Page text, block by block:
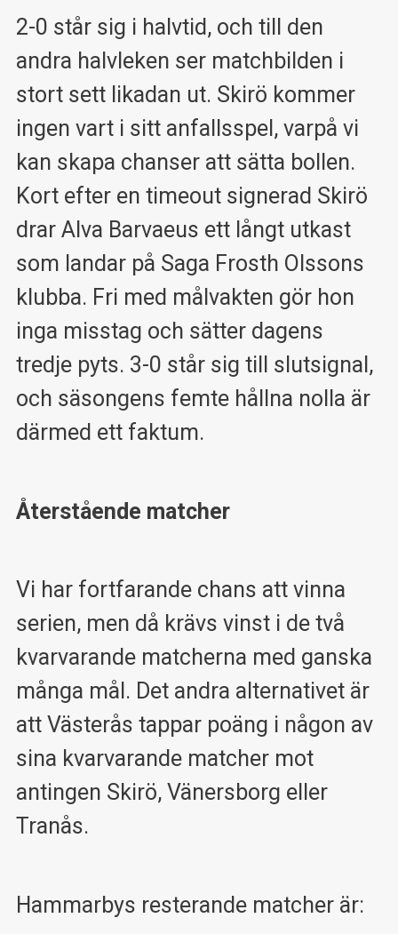
2-0 står sig i halvtid, och till den
andra halvleken ser matchbilden i
stort sett likadan ut. Skirö kommer
ingen vart i sitt anfallsspel, varpå vi
kan skapa chanser att sätta bollen.
Kort efter en timeout signerad Skirö
drar Alva Barvaeus ett långt utkast
som landar på Saga Frosth Olssons
klubba. Fri med målvakten gör hon
inga misstag och sätter dagens
tredje pyts. 3-0 står sig till slutsignal,
och säsongens femte hållna nolla är
därmed ett faktum.
Återstående matcher
Vi har fortfarande chans att vinna
serien, men då krävs vinst i de två
kvarvarande matcherna med ganska
många mål. Det andra alternativet är
att Västerås tappar poäng i någon av
sina kvarvarande matcher mot
antingen Skirö, Vänersborg eller
Tranås.
Hammarbys resterande matcher är: